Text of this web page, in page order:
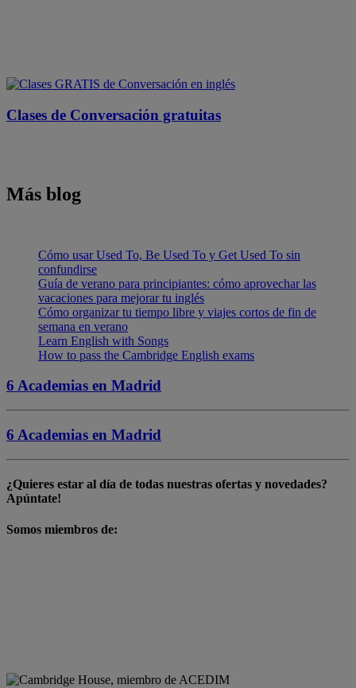
Clases de Conversación gratuitas
Más blog
Cómo usar Used To, Be Used To y Get Used To sin
confundirse
Guía de verano para principiantes: cómo aprovechar las
vacaciones para mejorar tu inglés
Cómo organizar tu tiempo libre y viajes cortos de fin de
semana en verano
Learn English with Songs
How to pass the Cambridge English exams
6 Academias en Madrid
6 Academias en Madrid
¿Quieres estar al día de todas nuestras ofertas y novedades?
Apúntate!
Somos miembros de: